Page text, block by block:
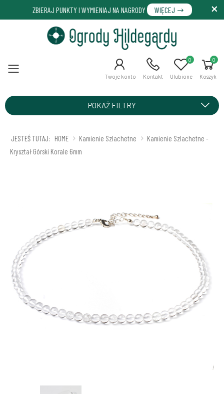
ZBIERAJ PUNKTY I WYMIENIAJ NA NAGRODY WIĘCEJ
Menu Twoje konto Kontakt Ulubione
0 0
Koszyk
POKAŻ FILTRY
JESTEŚ TUTAJ: HOME Kamienie Szlachetne
Kamienie Szlachetne -
Kryształ Górski Korale 6mm